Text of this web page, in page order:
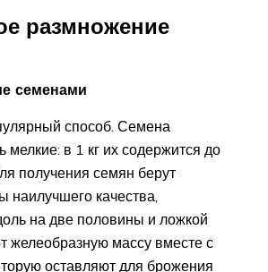
размножение
семенами
способ. Семена
мелкие: в 1 кг их содержится до
получения семян берут
наилучшего качества,
на две половины и ложкой
желеобразную массу вместе с
оставляют для брожения